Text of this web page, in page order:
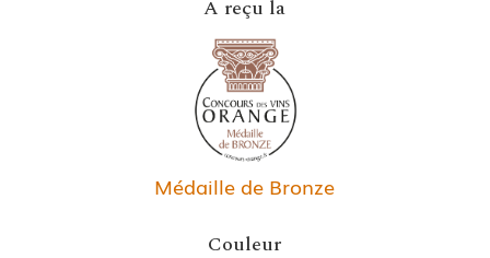
A reçu la
Médaille de Bronze
Couleur